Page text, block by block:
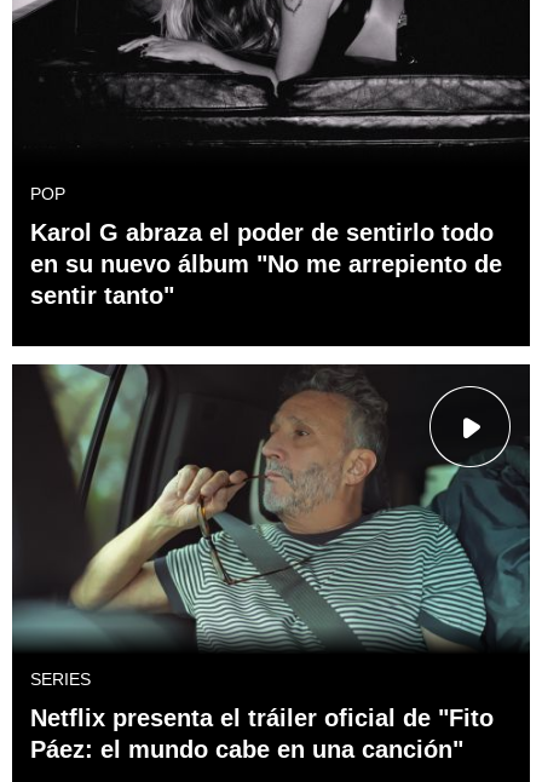
POP
Karol G abraza el poder de sentirlo todo
en su nuevo álbum "No me arrepiento de
sentir tanto"
SERIES
Netflix presenta el tráiler oficial de "Fito
Páez: el mundo cabe en una canción"